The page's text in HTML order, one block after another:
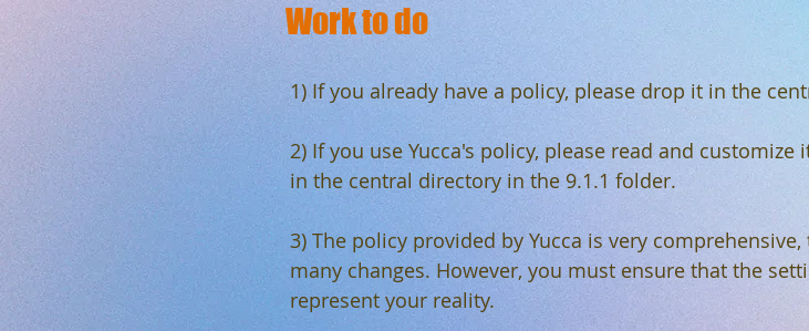
Work to do
1) If you already have a policy, please drop it in the
2) If you use Yucca's policy, please read and
in the central directory in the 9.1.1 folder.
3) The policy provided by Yucca is very
many changes. However, you must ensure that the
represent your reality.